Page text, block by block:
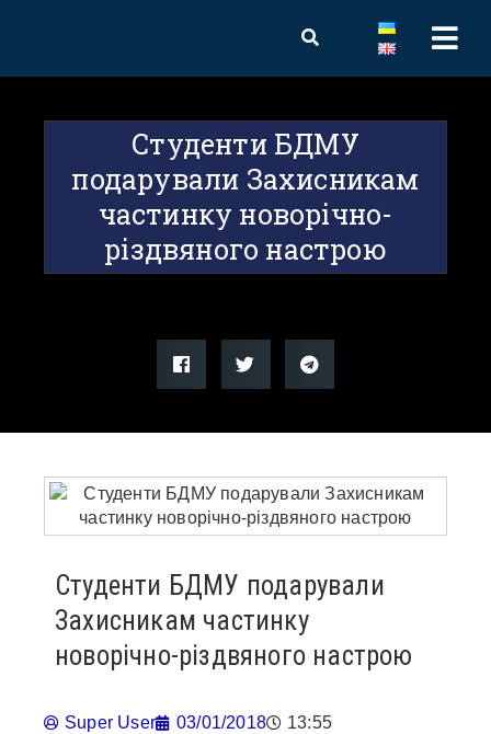
Студенти БДМУ
подарували Захисникам
частинку новорічно-
різдвяного настрою
Студенти БДМУ подарували
Захисникам частинку
новорічно-різдвяного настрою
Super User 03/01/2018 13:55